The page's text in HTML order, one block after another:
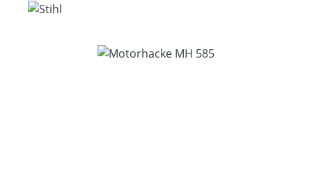
Bildergalerie überspringen